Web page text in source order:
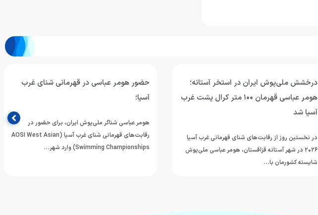
درخشش ملی‌پوش ایران در استخر آستانه؛
هومر عباسی قهرمان ۱۰۰ متر کرال پشت غرب
آسیا شد
در نخستین روز از رقابت‌های شنای قهرمانی غرب آسیا
۲۰۲۶ در شهر آستانه قزاقستان، هومر عباسی ملی‌پوش
شایسته کشورمان با…
حضور هومر عباسی در قهرمانی شنای غرب
آسیا؛
هومر عباسی شناگر ملی‌پوش ایران، برای حضور در
رقابت‌های قهرمانی شنای غرب آسیا (AOSI West Asian
Swimming Championships) وارد شهر…